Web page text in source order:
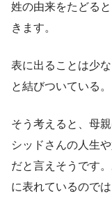
姓の由来をたどる
きます。
表に出ることは少
と結びついている。
そう考えると、母
シッドさんの人生
だと言えそうです
に表れているので